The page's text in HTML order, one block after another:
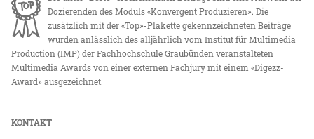
Dozierenden des Moduls «Konvergent Produzieren». Die
zusätzlich mit der «Top»-Plakette gekennzeichneten Beiträge
wurden anlässlich des alljährlich vom Institut für Multimedia
Production (IMP) der Fachhochschule Graubünden veranstalteten
Multimedia Awards von einer externen Fachjury mit einem «Digezz-
Award» ausgezeichnet.
KONTAKT